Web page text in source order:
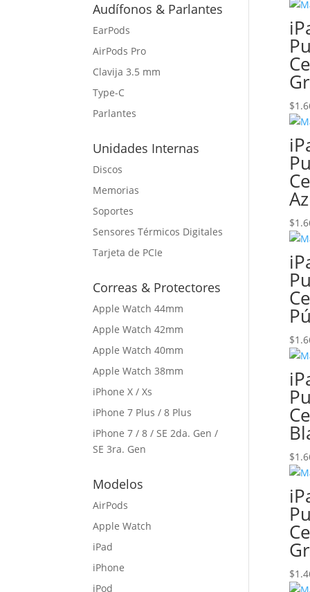
$
$
$
$
$
Audífonos & Parlantes
EarPods
AirPods Pro
Clavija 3.5 mm
Type-C
Parlantes
Unidades Internas
Discos
Memorias
Soportes
Sensores Térmicos Digitales
Tarjeta de PCIe
Correas & Protectores
Apple Watch 44mm
Apple Watch 42mm
Apple Watch 40mm
Apple Watch 38mm
iPhone X / Xs
iPhone 7 Plus / 8 Plus
iPhone 7 / 8 / SE 2da. Gen /
SE 3ra. Gen
Modelos
AirPods
Apple Watch
iPad
iPhone
iPod